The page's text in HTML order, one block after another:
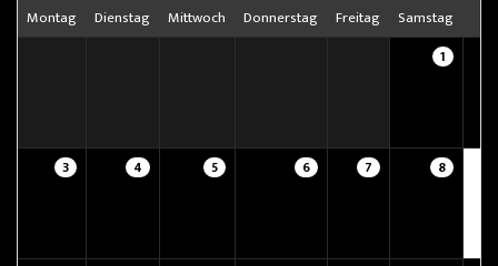
Montag
Dienstag Mittwoch Donnerstag Freitag Samstag
1
3 4 5 6 7 8